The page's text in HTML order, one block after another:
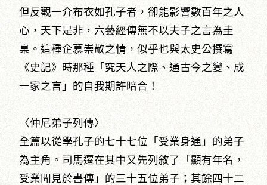
但反觀一介布衣如孔子者，卻能影響數百年之人
心，天下是非，六藝經傳無不以夫子之言為圭
臬。這種企慕崇敬之情，似乎也與太史公撰寫
《史記》時那種「究天人之際、通古今之變、成
一家之言」的自我期許暗合！
〈仲尼弟子列傳〉
全篇以從學孔子的七十七位「受業身通」的弟子
為主角。司馬遷在其中又先列敘了「顯有年名，
受業聞見於書傳」的三十五位弟子；其餘四十二